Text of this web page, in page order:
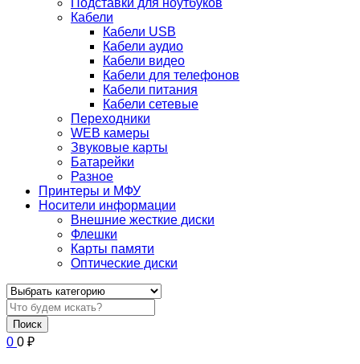
Кабели
Кабели USB
Кабели аудио
Кабели видео
Кабели для телефонов
Кабели питания
Кабели сетевые
Переходники
WEB камеры
Звуковые карты
Батарейки
Разное
Принтеры и МФУ
Носители информации
Внешние жесткие диски
Флешки
Карты памяти
Оптические диски
Поиск
0 0 ₽